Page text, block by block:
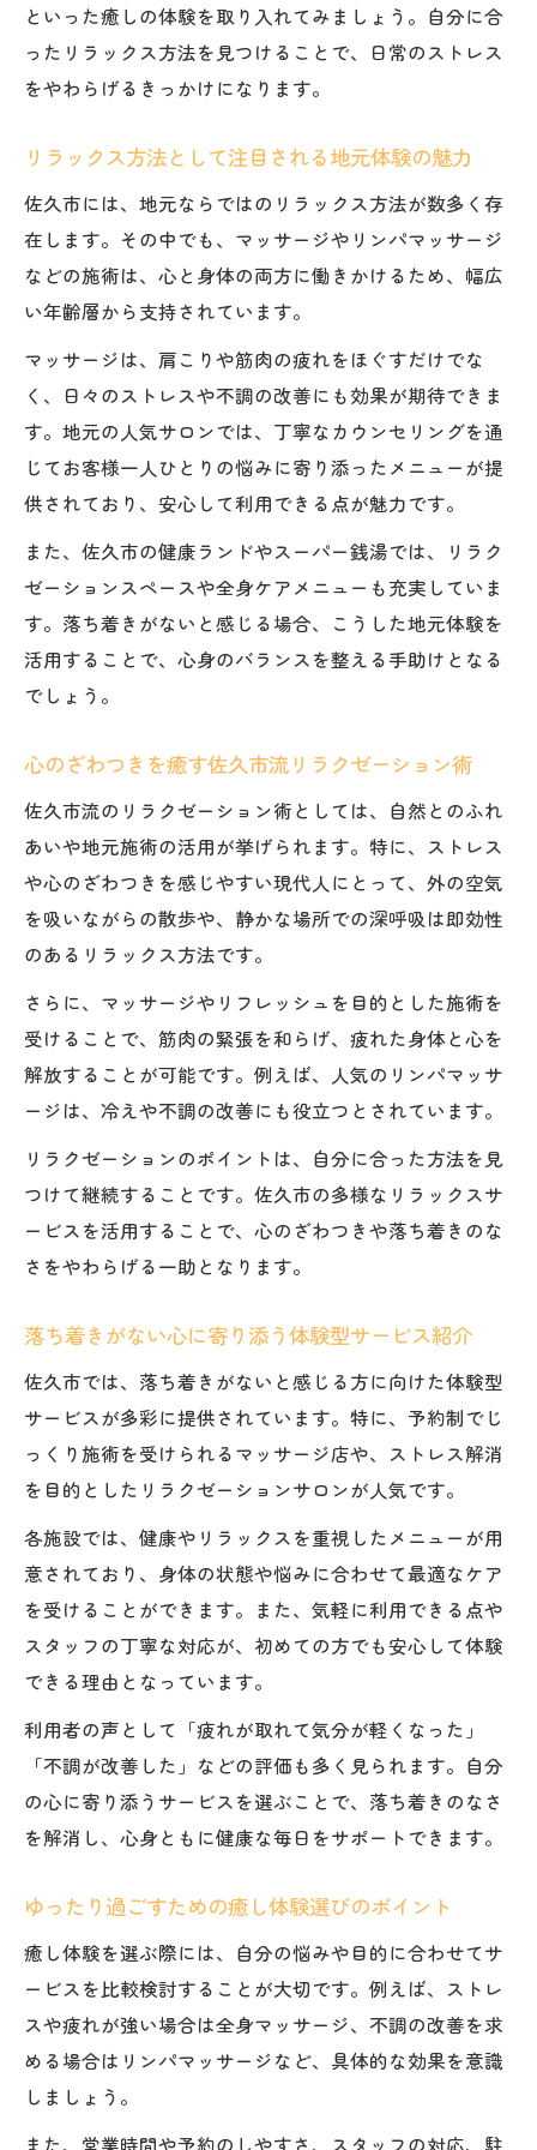
といった癒しの体験を取り入れてみましょう。自分に合
ったリラックス方法を見つけることで、日常のストレス
をやわらげるきっかけになります。
リラックス方法として注目される地元体験の魅力
佐久市には、地元ならではのリラックス方法が数多く存
在します。その中でも、マッサージやリンパマッサージ
などの施術は、心と身体の両方に働きかけるため、幅広
い年齢層から支持されています。
マッサージは、肩こりや筋肉の疲れをほぐすだけでな
く、日々のストレスや不調の改善にも効果が期待できま
す。地元の人気サロンでは、丁寧なカウンセリングを通
じてお客様一人ひとりの悩みに寄り添ったメニューが提
供されており、安心して利用できる点が魅力です。
また、佐久市の健康ランドやスーパー銭湯では、リラク
ゼーションスペースや全身ケアメニューも充実していま
す。落ち着きがないと感じる場合、こうした地元体験を
活用することで、心身のバランスを整える手助けとなる
でしょう。
心のざわつきを癒す佐久市流リラクゼーション術
佐久市流のリラクゼーション術としては、自然とのふれ
あいや地元施術の活用が挙げられます。特に、ストレス
や心のざわつきを感じやすい現代人にとって、外の空気
を吸いながらの散歩や、静かな場所での深呼吸は即効性
のあるリラックス方法です。
さらに、マッサージやリフレッシュを目的とした施術を
受けることで、筋肉の緊張を和らげ、疲れた身体と心を
解放することが可能です。例えば、人気のリンパマッサ
ージは、冷えや不調の改善にも役立つとされています。
リラクゼーションのポイントは、自分に合った方法を見
つけて継続することです。佐久市の多様なリラックスサ
ービスを活用することで、心のざわつきや落ち着きのな
さをやわらげる一助となります。
落ち着きがない心に寄り添う体験型サービス紹介
佐久市では、落ち着きがないと感じる方に向けた体験型
サービスが多彩に提供されています。特に、予約制でじ
っくり施術を受けられるマッサージ店や、ストレス解消
を目的としたリラクゼーションサロンが人気です。
各施設では、健康やリラックスを重視したメニューが用
意されており、身体の状態や悩みに合わせて最適なケア
を受けることができます。また、気軽に利用できる点や
スタッフの丁寧な対応が、初めての方でも安心して体験
できる理由となっています。
利用者の声として「疲れが取れて気分が軽くなった」
「不調が改善した」などの評価も多く見られます。自分
の心に寄り添うサービスを選ぶことで、落ち着きのなさ
を解消し、心身ともに健康な毎日をサポートできます。
ゆったり過ごすための癒し体験選びのポイント
癒し体験を選ぶ際には、自分の悩みや目的に合わせてサ
ービスを比較検討することが大切です。例えば、ストレ
スや疲れが強い場合は全身マッサージ、不調の改善を求
める場合はリンパマッサージなど、具体的な効果を意識
しましょう。
また、営業時間や予約のしやすさ、スタッフの対応、駐